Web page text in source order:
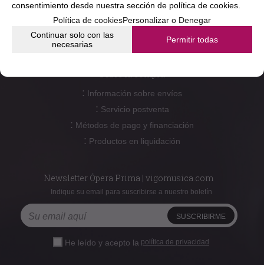
: Contacto
: Reparación y mantenimiento
Sobre la compra
: Información sobre envíos
: Servicio postventa
: Métodos de pago y financiación
: Productos en liquidación
Newsletter Ópera Prima | vigomusica.com
Indique su email para suscribirse a nuestro boletín
He leído y acepto la política de privacidad
consentimiento desde nuestra sección de política de cookies.
Política de cookiesPersonalizar o Denegar
Continuar solo con las
necesarias
Permitir todas